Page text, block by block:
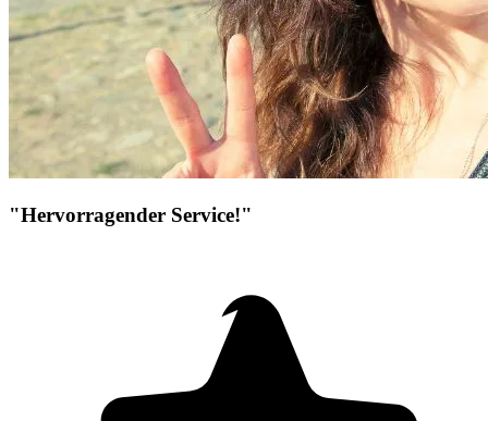
"Hervorragender Service!"